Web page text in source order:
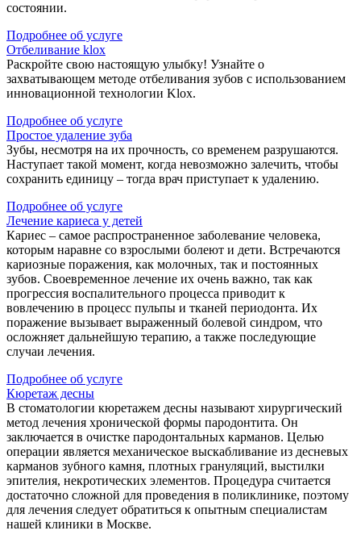
состоянии.
Подробнее об услуге
Отбеливание klox
Раскройте свою настоящую улыбку! Узнайте о
захватывающем методе отбеливания зубов с использованием
инновационной технологии Klox.
Подробнее об услуге
Простое удаление зуба
Зубы, несмотря на их прочность, со временем разрушаются.
Наступает такой момент, когда невозможно залечить, чтобы
сохранить единицу – тогда врач приступает к удалению.
Подробнее об услуге
Лечение кариеса у детей
Кариес – самое распространенное заболевание человека,
которым наравне со взрослыми болеют и дети. Встречаются
кариозные поражения, как молочных, так и постоянных
зубов. Своевременное лечение их очень важно, так как
прогрессия воспалительного процесса приводит к
вовлечению в процесс пульпы и тканей периодонта. Их
поражение вызывает выраженный болевой синдром, что
осложняет дальнейшую терапию, а также последующие
случаи лечения.
Подробнее об услуге
Кюретаж десны
В стоматологии кюретажем десны называют хирургический
метод лечения хронической формы пародонтита. Он
заключается в очистке пародонтальных карманов. Целью
операции является механическое выскабливание из десневых
карманов зубного камня, плотных грануляций, выстилки
эпителия, некротических элементов. Процедура считается
достаточно сложной для проведения в поликлинике, поэтому
для лечения следует обратиться к опытным специалистам
нашей клиники в Москве.